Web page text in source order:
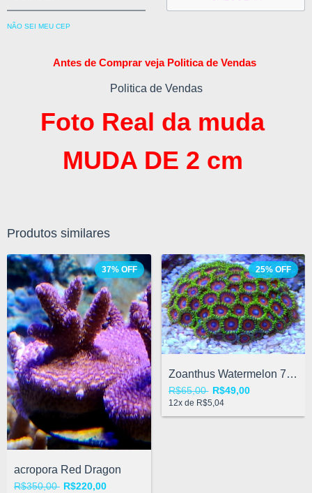
NÃO SEI MEU CEP
Antes de Comprar veja Politica de Vendas
Politica de Vendas
Foto Real da muda
MUDA DE 2 cm
Produtos similares
37% OFF
acropora Red Dragon
R$350,00 R$220,00
25% OFF
Zoanthus Watermelon 7 a 10 polipos
R$65,00 R$49,00
12x de R$5,04